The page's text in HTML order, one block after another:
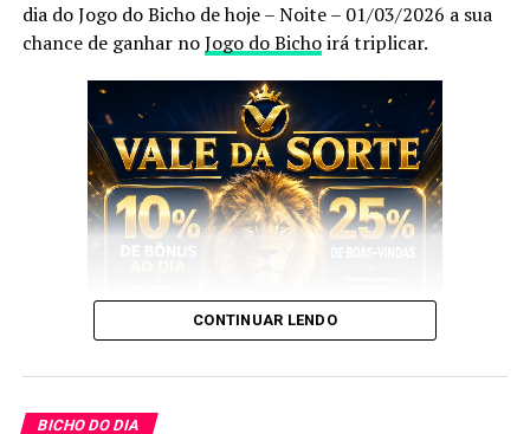
Após anotar as nossas dicas e os nossospalpites do
, anote também aspuxadas do bichopois elas
são indispensáveis, pois as utilizamos você aumenta
no poste.
31/07/2023 Noite
dia do Jogo do Bicho de hoje – Noite – 01/03/2026 a sua
chance de ganhar noJogo do Bichoirá triplicar.
Google.
CONTINUAR LENDO
BICHO DO DIA